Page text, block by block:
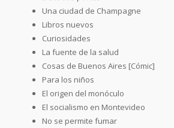
Una ciudad de Champagne
Libros nuevos
Curiosidades
La fuente de la salud
Cosas de Buenos Aires [Cómic]
Para los niños
El origen del monóculo
El socialismo en Montevideo
No se permite fumar